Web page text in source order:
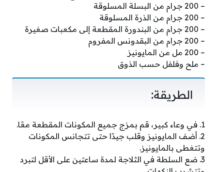
– 200 جرام من البسلة المسلوقة
– 200 جرام من الذرة المسلوقة
– 200 جرام من البندورة المقطعة إلى مكعبات صغيرة
– 200 جرام من البقدونس المفروم
– 200 مل من المايونيز
– ملح وفلفل حسب الذوق
الطريقة:
1. في وعاء كبير، قم بمزج جميع المكونات المقطعة معًا.
2. أضف المايونيز وقلب جيدًا حتى تتجانس المكونات
وتتغطى بالمايونيز.
3. ضع السلطة في الثلاجة لمدة ساعتين على الأقل لتبرد